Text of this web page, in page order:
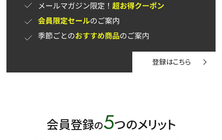
登録はこちら
会員登録の5つのメリット